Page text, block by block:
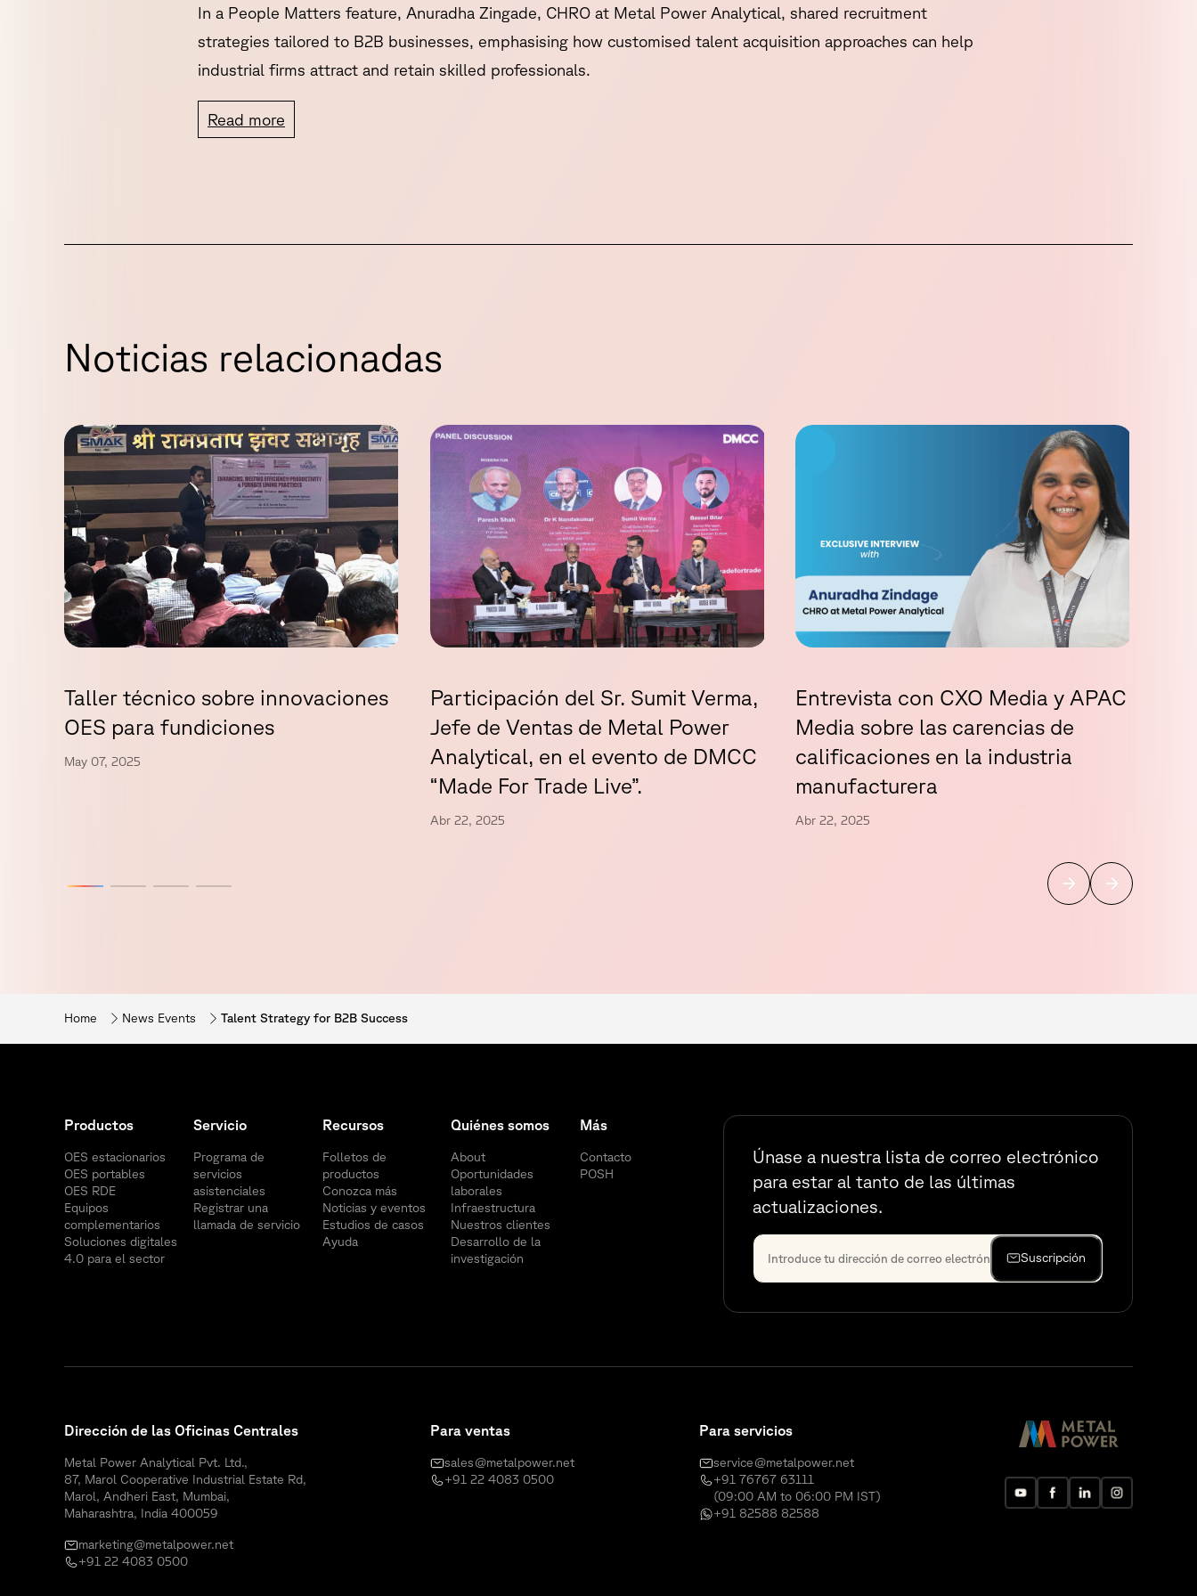
In a People Matters feature, Anuradha Zingade, CHRO at Metal Power Analytical, shared recruitment
strategies tailored to B2B businesses, emphasising how customised talent acquisition approaches can help
industrial firms attract and retain skilled professionals.
Read more
Noticias relacionadas
Taller técnico sobre innovaciones
OES para fundiciones
May 07, 2025
Participación del Sr. Sumit Verma,
Jefe de Ventas de Metal Power
Analytical, en el evento de DMCC
“Made For Trade Live”.
Abr 22, 2025
Entrevista con CXO Media y APAC
Media sobre las carencias de
calificaciones en la industria
manufacturera
Abr 22, 2025
Home News Events Talent Strategy for B2B Success
Productos
OES estacionarios
OES portables
OES RDE
Equipos
complementarios
Soluciones digitales
4.0 para el sector
Servicio
Programa de
servicios
asistenciales
Registrar una
llamada de servicio
Recursos
Folletos de
productos
Conozca más
Noticias y eventos
Estudios de casos
Ayuda
Quiénes somos
About
Oportunidades
laborales
Infraestructura
Nuestros clientes
Desarrollo de la
investigación
Más
Contacto
POSH
Únase a nuestra lista de correo electrónico
para estar al tanto de las últimas
actualizaciones.
Suscripción
Dirección de las Oficinas Centrales
Metal Power Analytical Pvt. Ltd.,
87, Marol Cooperative Industrial Estate Rd,
Marol, Andheri East, Mumbai,
Maharashtra, India 400059
marketing@metalpower.net
+91 22 4083 0500
Para ventas
sales@metalpower.net
+91 22 4083 0500
Para servicios
service@metalpower.net
+91 76767 63111
(09:00 AM to 06:00 PM IST)
+91 82588 82588